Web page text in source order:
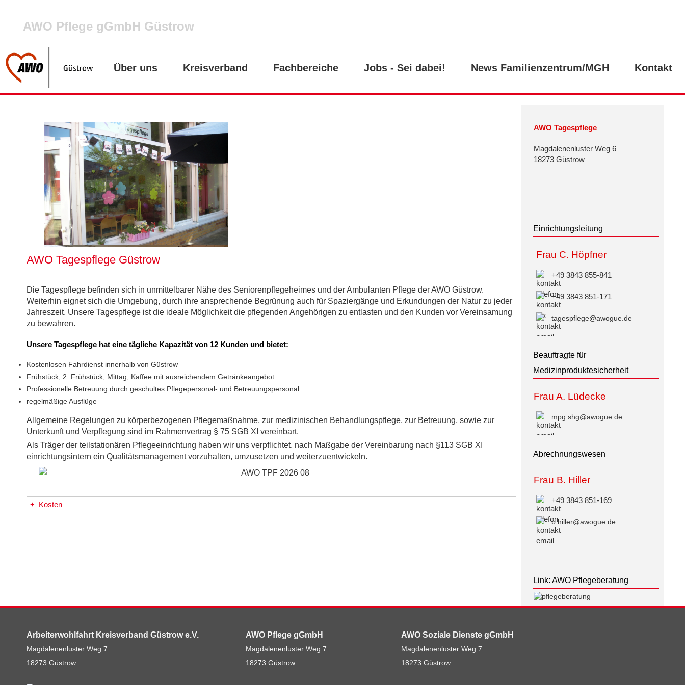
AWO Pflege gGmbH Güstrow
Über uns Kreisverband Fachbereiche Jobs - Sei dabei! News Familienzentrum/MGH Kontakt
AWO Tagespflege Güstrow
Die Tagespflege befinden sich in unmittelbarer Nähe des Seniorenpflegeheimes und der Ambulanten Pflege der AWO Güstrow.
Weiterhin eignet sich die Umgebung, durch ihre ansprechende Begrünung auch für Spaziergänge und Erkundungen der Natur zu jeder
Jahreszeit. Unsere Tagespflege ist die ideale Möglichkeit die pflegenden Angehörigen zu entlasten und den Kunden vor Vereinsamung
zu bewahren.
Unsere Tagespflege hat eine tägliche Kapazität von 12 Kunden und bietet:
Kostenlosen Fahrdienst innerhalb von Güstrow
Frühstück, 2. Frühstück, Mittag, Kaffee mit ausreichendem Getränkeangebot
Professionelle Betreuung durch geschultes Pflegepersonal- und Betreuungspersonal
regelmäßige Ausflüge
Allgemeine Regelungen zu körperbezogenen Pflegemaßnahme, zur medizinischen Behandlungspflege, zur Betreuung, sowie zur
Unterkunft und Verpflegung sind im Rahmenvertrag § 75 SGB XI vereinbart.
Als Träger der teilstationären Pflegeeinrichtung haben wir uns verpflichtet, nach Maßgabe der Vereinbarung nach §113 SGB XI
einrichtungsintern ein Qualitätsmanagement vorzuhalten, umzusetzen und weiterzuentwickeln.
+ Kosten
AWO Tagespflege
Magdalenenluster Weg 6
18273 Güstrow
Einrichtungsleitung
Frau C. Höpfner
+49 3843 855-841
+49 3843 851-171
tagespflege@awogue.de
Beauftragte für
Medizinproduktesicherheit
Frau A. Lüdecke
mpg.shg@awogue.de
Abrechnungswesen
Frau B. Hiller
+49 3843 851-169
b.hiller@awogue.de
Link: AWO Pflegeberatung
Arbeiterwohlfahrt Kreisverband Güstrow e.V.
Magdalenenluster Weg 7
18273 Güstrow
AWO Pflege gGmbH
Magdalenenluster Weg 7
18273 Güstrow
AWO Soziale Dienste gGmbH
Magdalenenluster Weg 7
18273 Güstrow